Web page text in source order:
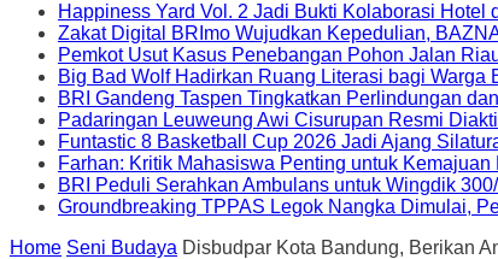
Happiness Yard Vol. 2 Jadi Bukti Kolaborasi
Zakat Digital BRImo Wujudkan Kepedulian,
Pemkot Usut Kasus Penebangan Pohon Jalan
Big Bad Wolf Hadirkan Ruang Literasi bagi Warga
BRI Gandeng Taspen Tingkatkan Perlindungan
Padaringan Leuweung Awi Cisurupan Resmi
Funtastic 8 Basketball Cup 2026 Jadi Ajang
Farhan: Kritik Mahasiswa Penting untuk Kemajuan
BRI Peduli Serahkan Ambulans untuk Wingdik
Groundbreaking TPPAS Legok Nangka Dimulai,
Home Seni Budaya Disbudpar Kota Bandung, Berikan